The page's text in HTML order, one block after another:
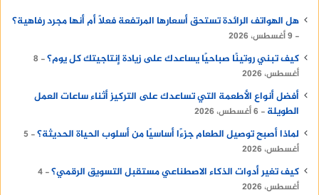
هل الهواتف الرائدة تستحق أسعارها المرتفعة فعلًا أم أنها مجرد رفاهية؟
9 أغسطس، 2026
كيف تبني روتينًا صباحيًا يساعدك على زيادة إنتاجيتك كل يوم؟
8
أغسطس، 2026
أفضل أنواع الأطعمة التي تساعدك على التركيز أثناء ساعات العمل
الطويلة
6 أغسطس، 2026
لماذا أصبح توصيل الطعام جزءًا أساسيًا من أسلوب الحياة الحديثة؟
5
أغسطس، 2026
كيف تغير أدوات الذكاء الاصطناعي مستقبل التسويق الرقمي؟ 4
أغسطس، 2026